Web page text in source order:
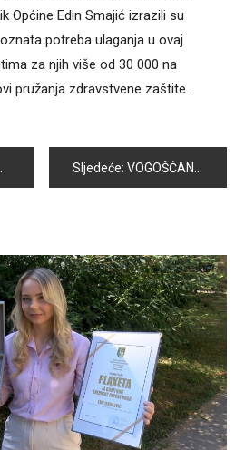
Općine Edin Smajić izrazili su
potreba ulaganja u ovaj
za njih više od 30 000 na
pružanja zdravstvene zaštite.
Sljedeće: VOGOŠĆANI POD ZVJEZDANIM NEBOM GLEDALI FILM “NAŠA SVAKODNEVNA PRIČA”